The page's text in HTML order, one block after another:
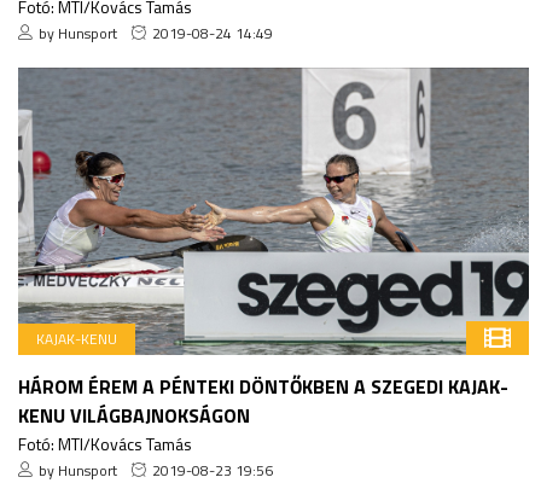
Fotó: MTI/Kovács Tamás
by Hunsport 2019-08-24 14:49
KAJAK-KENU
HÁROM ÉREM A PÉNTEKI DÖNTŐKBEN A SZEGEDI KAJAK-
KENU VILÁGBAJNOKSÁGON
Fotó: MTI/Kovács Tamás
by Hunsport 2019-08-23 19:56